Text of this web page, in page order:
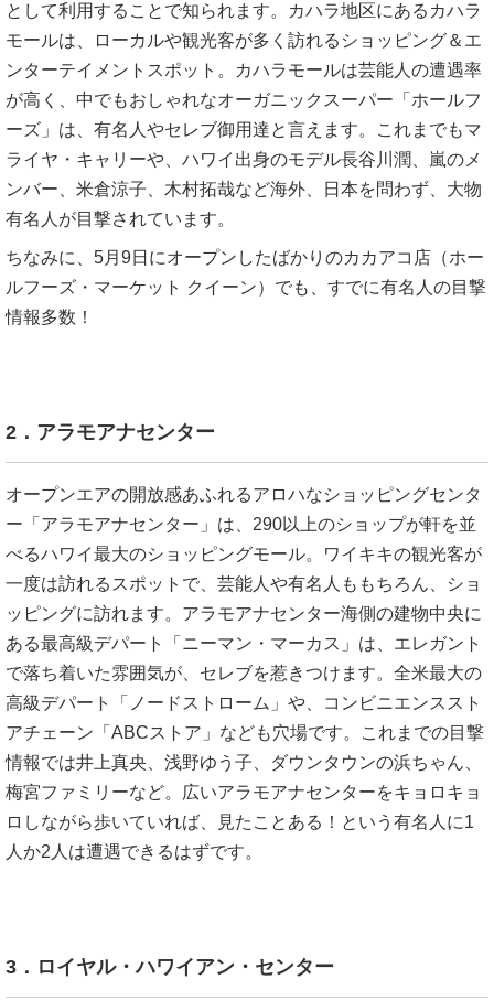
として利用することで知られます。カハラ地区にあるカハラ
モールは、ローカルや観光客が多く訪れるショッピング＆エ
ンターテイメントスポット。カハラモールは芸能人の遭遇率
が高く、中でもおしゃれなオーガニックスーパー「ホールフ
ーズ」は、有名人やセレブ御用達と言えます。これまでもマ
ライヤ・キャリーや、ハワイ出身のモデル長谷川潤、嵐のメ
ンバー、米倉涼子、木村拓哉など海外、日本を問わず、大物
有名人が目撃されています。
ちなみに、5月9日にオープンしたばかりのカカアコ店（ホー
ルフーズ・マーケット クイーン）でも、すでに有名人の目撃
情報多数！
2．アラモアナセンター
オープンエアの開放感あふれるアロハなショッピングセンタ
ー「アラモアナセンター」は、290以上のショップが軒を並
べるハワイ最大のショッピングモール。ワイキキの観光客が
一度は訪れるスポットで、芸能人や有名人ももちろん、ショ
ッピングに訪れます。アラモアナセンター海側の建物中央に
ある最高級デパート「ニーマン・マーカス」は、エレガント
で落ち着いた雰囲気が、セレブを惹きつけます。全米最大の
高級デパート「ノードストローム」や、コンビニエンススト
アチェーン「ABCストア」なども穴場です。これまでの目撃
情報では井上真央、浅野ゆう子、ダウンタウンの浜ちゃん、
梅宮ファミリーなど。広いアラモアナセンターをキョロキョ
ロしながら歩いていれば、見たことある！という有名人に1
人か2人は遭遇できるはずです。
3．ロイヤル・ハワイアン・センター